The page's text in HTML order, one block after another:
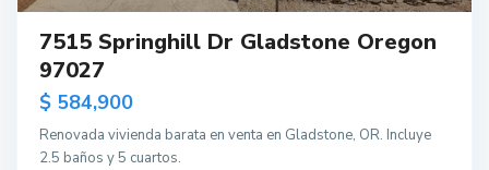
7515 Springhill Dr Gladstone Oregon
97027
$ 584,900
Renovada vivienda barata en venta en Gladstone, OR. Incluye
2.5 baños y 5 cuartos.